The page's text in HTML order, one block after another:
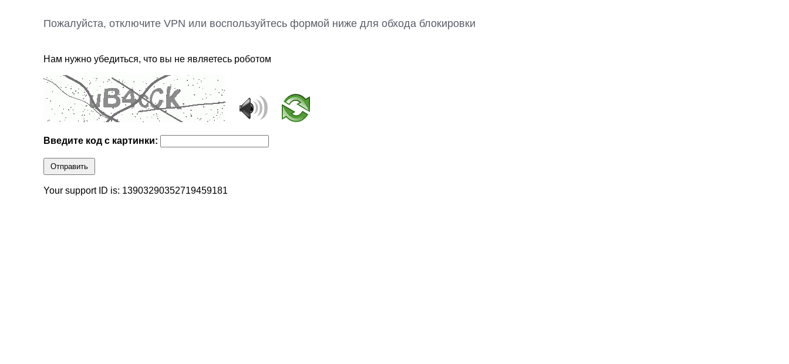
Пожалуйста, отключите VPN или воспользуйтесь формой ниже для обхода блокировки
Нам нужно убедиться, что вы не являетесь роботом
Введите код с картинки:
Отправить
Your support ID is: 13903290352719459181